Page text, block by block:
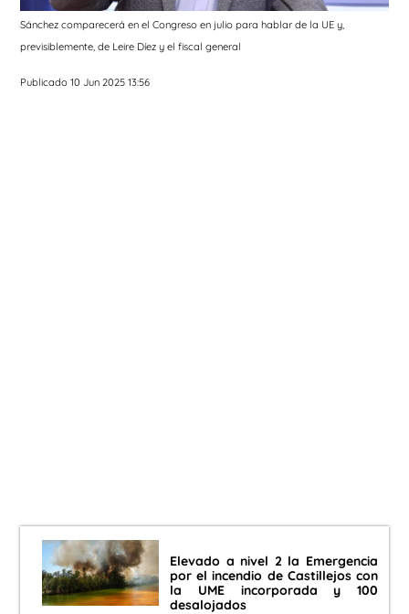
Sánchez comparecerá en el Congreso en julio para hablar de la UE y,
previsiblemente, de Leire Díez y el fiscal general
Publicado 10 Jun 2025 13:56
Elevado a nivel 2 la Emergencia
por el incendio de Castillejos con
la UME incorporada y 100
desalojados